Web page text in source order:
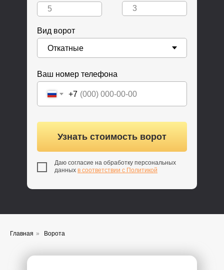
Узнать стоимость ворот
Ваш номер телефона
+7
Вид ворот
Даю согласие на обработку персональных
данных в соответствии с Политикой
Главная » Ворота